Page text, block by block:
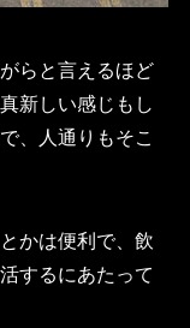
らと言えるほど
新しい感じもし
、人通りもそこ
かは便利で、飲
するにあたって